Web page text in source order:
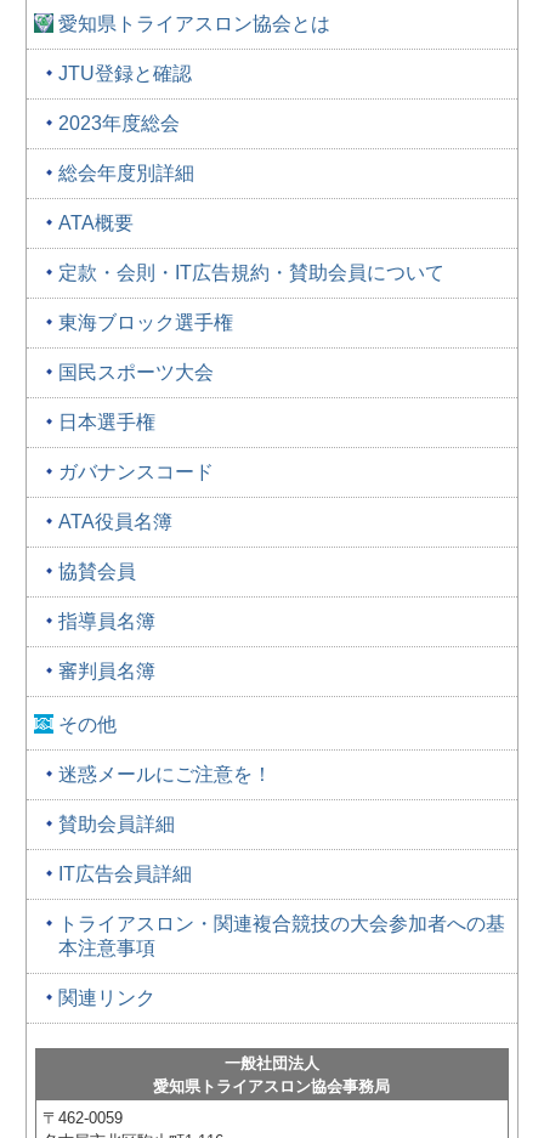
愛知県トライアスロン協会とは
JTU登録と確認
2023年度総会
総会年度別詳細
ATA概要
定款・会則・IT広告規約・賛助会員について
東海ブロック選手権
国民スポーツ大会
日本選手権
ガバナンスコード
ATA役員名簿
協賛会員
指導員名簿
審判員名簿
その他
迷惑メールにご注意を！
賛助会員詳細
IT広告会員詳細
トライアスロン・関連複合競技の大会参加者への基
本注意事項
関連リンク
一般社団法人
愛知県トライアスロン協会事務局
〒462-0059